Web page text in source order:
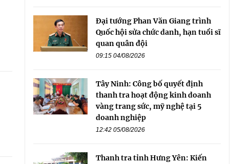
Đại tướng Phan Văn Giang trình
Quốc hội sửa chức danh, hạn tuổi sĩ
quan quân đội
09:15 04/08/2026
Tây Ninh: Công bố quyết định
thanh tra hoạt động kinh doanh
vàng trang sức, mỹ nghệ tại 5
doanh nghiệp
12:42 05/08/2026
Thanh tra tỉnh Hưng Yên: Kiến